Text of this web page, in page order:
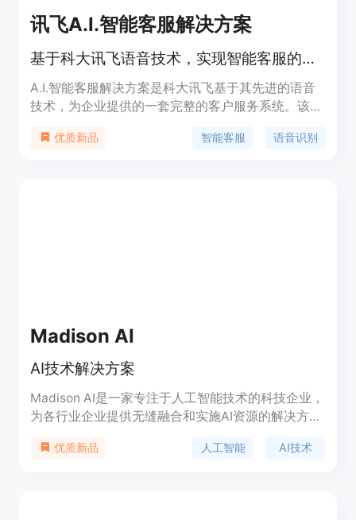
讯飞A.I.智能客服解决方案
基于科大讯飞语音技术，实现智能客服的多渠道解决方案。
A.I.智能客服解决方案是科大讯飞基于其先进的语音
技术，为企业提供的一套完整的客户服务系统。该系
渠道，实现智能外呼、智能接听、语音导航、在线文
优质新品 智能客服 语音识别
Madison AI
AI技术解决方案
Madison AI是一家专注于人工智能技术的科技企业，
为各行业企业提供无缝融合和实施AI资源的解决方
业充分利用人工智能的潜力，提升生产力，简化运
优质新品 人工智能 AI技术